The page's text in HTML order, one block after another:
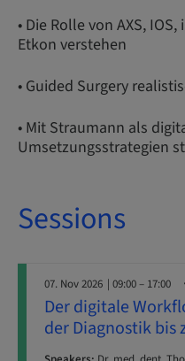
• Die Rolle von AXS,
Etkon verstehen
• Guided Surgery
• Mit Straumann als
Umsetzungsstrategien
Sessions
07. Nov 2026 | 09:00 – 17:00
Der digitale
der Diagnostik bis